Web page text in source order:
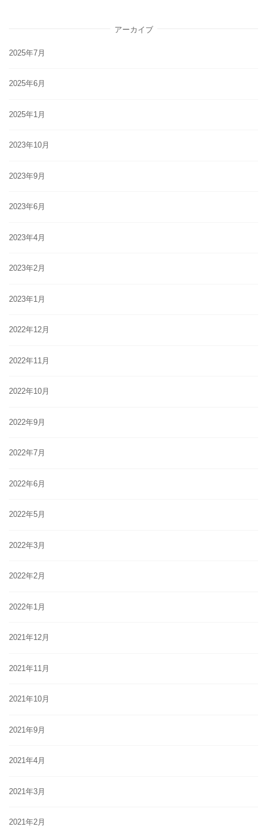
アーカイブ
2025年7月
2025年6月
2025年1月
2023年10月
2023年9月
2023年6月
2023年4月
2023年2月
2023年1月
2022年12月
2022年11月
2022年10月
2022年9月
2022年7月
2022年6月
2022年5月
2022年3月
2022年2月
2022年1月
2021年12月
2021年11月
2021年10月
2021年9月
2021年4月
2021年3月
2021年2月